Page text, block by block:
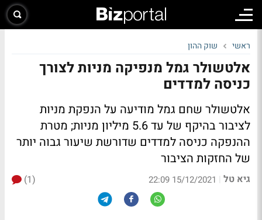
ראשי שוק ההון
אלטשולר גמל מנפיקה מניות לצורך
כניסה למדדים
אלטשולר שחם גמל מודיעה על הנפקת מניות
לציבור בהיקף של עד 5.6 מיליון מניות; מטרת
ההנפקה כניסה למדדים שדורשת שיעור גבוה יותר
של החזקות הציבור
גיא טל |
15/12/2021 22:09
(1)